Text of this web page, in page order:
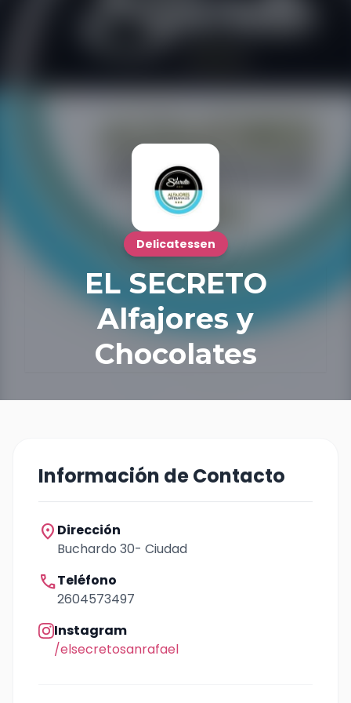
Delicatessen
EL SECRETO
Alfajores y
Chocolates
Información de Contacto
location_on Dirección
Buchardo 30- Ciudad
callTeléfono
2604573497
Instagram
/elsecretosanrafael